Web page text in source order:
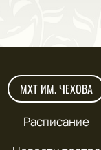
МХТ ИМ. ЧЕХОВА
Расписание